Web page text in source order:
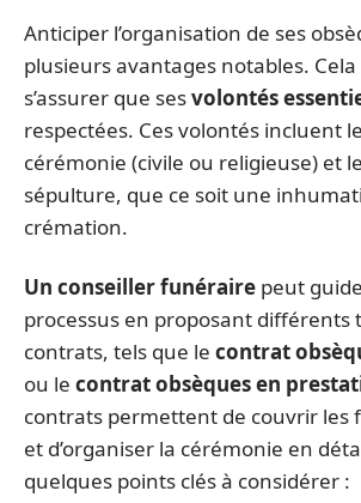
Anticiper l’organisation de ses
plusieurs avantages notables.
s’assurer que sesvolontés
respectées. Ces volontés incluent
cérémonie (civile ou religieuse) et
sépulture, que ce soit une
crémation.
Un conseiller funéraire peut
processus en proposant différents
contrats, tels que le contrat
ou le contrat obsèques en
contrats permettent de couvrir les
et d’organiser la cérémonie en
quelques points clés à considérer :